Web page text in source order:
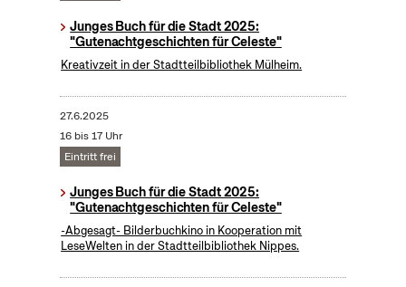
Junges Buch für die Stadt 2025:
"Gutenachtgeschichten für Celeste"
Kreativzeit in der Stadtteilbibliothek Mülheim.
27.6.2025
16 bis 17 Uhr
Eintritt frei
Junges Buch für die Stadt 2025:
"Gutenachtgeschichten für Celeste"
-Abgesagt- Bilderbuchkino in Kooperation mit
LeseWelten in der Stadtteilbibliothek Nippes.